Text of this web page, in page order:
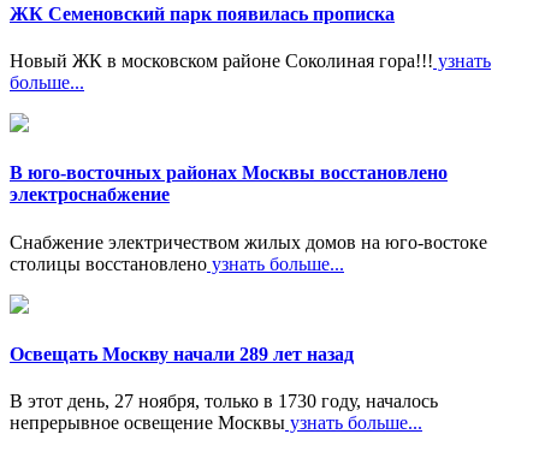
ЖК Семеновский парк появилась прописка
Новый ЖК в московском районе Соколиная гора!!! узнать
больше...
В юго-восточных районах Москвы восстановлено
электроснабжение
Снабжение электричеством жилых домов на юго-востоке
столицы восстановлено узнать больше...
Освещать Москву начали 289 лет назад
В этот день, 27 ноября, только в 1730 году, началось
непрерывное освещение Москвы узнать больше...